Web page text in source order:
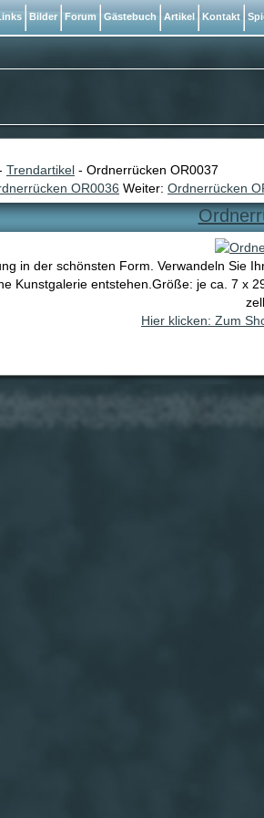
Trendartikel - Ordnerrücken OR0037
OR0036 Weiter: Ordnerrücken
in der schönsten Form. Verwandeln Sie
Kunstgalerie entstehen.Größe: je ca. 7 x
Hier klicken: Zum
Bilder Forum Gästebuch Artikel Kontakt